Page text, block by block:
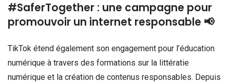
#SaferTogether : une campagne pour
promouvoir un internet responsable 📢
TikTok étend également son engagement pour l’éducation
numérique à travers des formations sur la littératie
numérique et la création de contenus responsables. Depuis